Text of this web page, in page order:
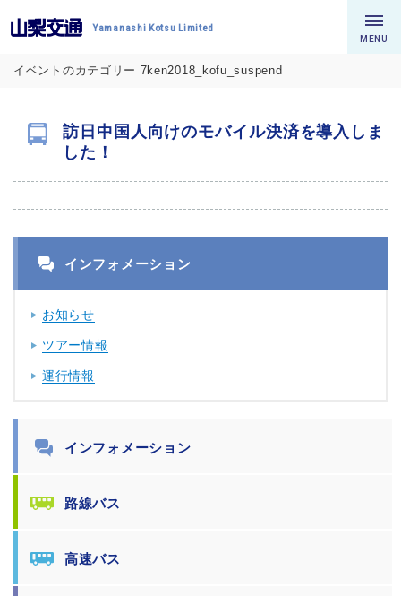
Yamanashi Kotsu Limited
MENU
イベントのカテゴリー 7ken2018_kofu_suspend
訪日中国人向けのモバイル決済を導入しま
した！
インフォメーション
お知らせ
ツアー情報
運行情報
インフォメーション
路線バス
高速バス